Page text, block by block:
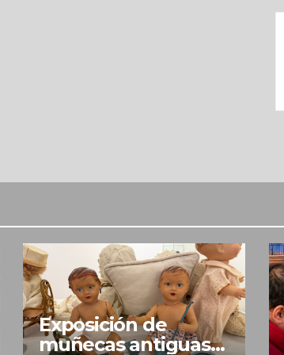
Exposición de
muñecas antiguas